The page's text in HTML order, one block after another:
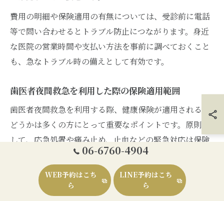
費用の明細や保険適用の有無については、受診前に電話
等で問い合わせるとトラブル防止につながります。身近
な医院の営業時間や支払い方法を事前に調べておくこと
も、急なトラブル時の備えとして有効です。
歯医者夜間救急を利用した際の保険適用範囲
歯医者夜間救急を利用する際、健康保険が適用されるか
どうかは多くの方にとって重要なポイントです。原則と
して、応急処置や痛み止め、止血などの緊急対応は保険
診療の範囲内で受けられます。保険証を持参すれば、自
己負担は通常の3割となります。
ただし、夜間や休日の診療では、夜間加算・休日加算と
06-6760-4904
WEB予約はこち
ら
LINE予約はこち
ら